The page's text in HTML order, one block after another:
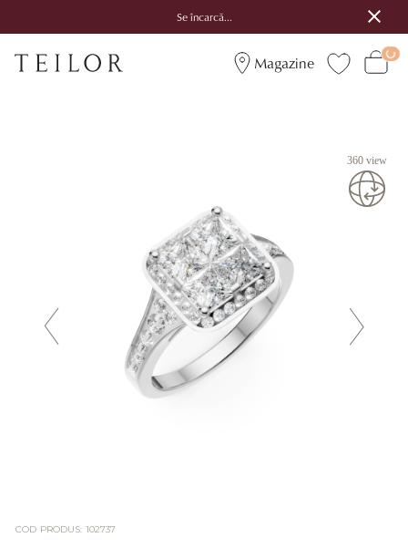
Se încarcă...
Magazine
360 view
COD PRODUS: 102737